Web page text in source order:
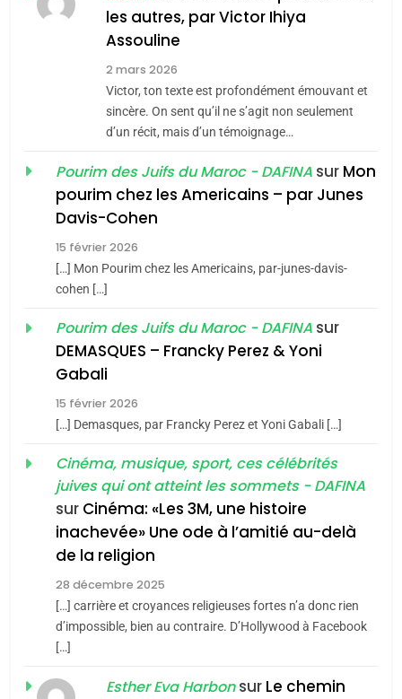
JUDAISME
Maroc : Les amandes de
Tafraout, le miel de Tadla
Azilal consacrés produits
du terroir
DAFINA MAROC
Oeil ravageur – Vanessa
De Loya Stauber
«Tu dis génocide, je dis
guerre»: La nouvelle
Tout sur la Nostalgie
SOUVENIRS
l’alliance pourrait
s’étendre à 13 pays
d’Amérique latine
ISRAÉL JUDAISME
2025, l’année la plus
les autres, par Victor Ihiya
Assouline
2 mars 2026
Victor, ton texte est profondément émouvant et
sincère. On sent qu’il ne s’agit non seulement
d’un récit, mais d’un témoignage…
Pourim des Juifs du Maroc - DAFINA sur Mon
pourim chez les Americains – par Junes
Davis-Cohen
15 février 2026
[…] Mon Pourim chez les Americains, par-junes-davis-
cohen […]
Pourim des Juifs du Maroc - DAFINA sur
DEMASQUES – Francky Perez & Yoni
Gabali
15 février 2026
[…] Demasques, par Francky Perez et Yoni Gabali […]
Cinéma, musique, sport, ces célébrités
juives qui ont atteint les sommets - DAFINA
sur Cinéma: «Les 3M, une histoire
inachevée» Une ode à l’amitié au-delà
de la religion
28 décembre 2025
[…] carrière et croyances religieuses fortes n’a donc rien
d’impossible, bien au contraire. D’Hollywood à Facebook
[…]
Esther Eva Harbonsur Le chemin
2025, l’année la plus
d’ADL contre
l’antisémitisme
FRANCE ISRAÉL
POURQUOI JE REVENDIQUE
Zrihen-Dvir
CE QUI NOUS MANQUE –
Jacques Hadida
JUDAISME
Maroc : Les amandes de
Azilal consacrés produits
DAFINA MAROC